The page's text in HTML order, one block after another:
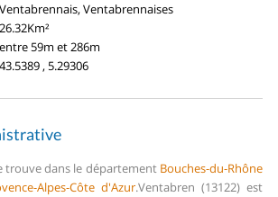
Ventabrennais, Ventabrennaises
26.32Km²
entre 59m et 286m
43.5389 , 5.29306
trouve dans le département Bouches-du-Rhône
Alpes-Côte d'Azur.Ventabren (13122) est